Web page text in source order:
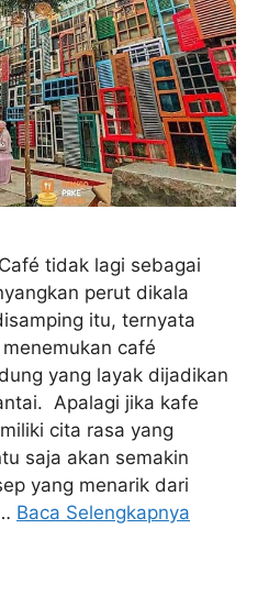
tidak lagi sebagai
perut dikala
itu, ternyata
café
yang layak dijadikan
Apalagi jika kafe
cita rasa yang
saja akan semakin
yang menarik dari
Baca Selengkapnya